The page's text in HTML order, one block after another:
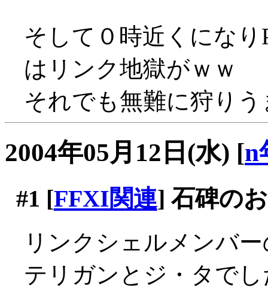
そして０時近くにな
はリンク地獄がｗｗ
それでも無難に狩り
2004年05月12日(水) [n
#1 [FFXI関連] 石碑の
リンクシェルメンバ
テリガンとジ・タで